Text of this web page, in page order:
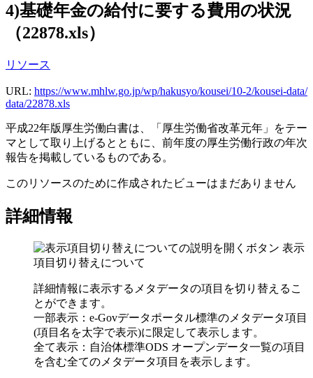
4)基礎年金の給付に要する費用の状況
（22878.xls）
リソース
URL: https://www.mhlw.go.jp/wp/hakusyo/kousei/10-2/kousei-data/
data/22878.xls
平成22年版厚生労働白書は、「厚生労働省改革元年」をテー
マとして取り上げるとともに、前年度の厚生労働行政の年次
報告を掲載しているものである。
このリソースのために作成されたビューはまだありません
詳細情報
表示
項目切り替えについて
詳細情報に表示するメタデータの項目を切り替えるこ
とができます。
一部表示：e-Govデータポータル標準のメタデータ項目
(項目名を太字で表示)に限定して表示します。
全て表示：自治体標準ODS オープンデータ一覧の項目
を含む全てのメタデータ項目を表示します。